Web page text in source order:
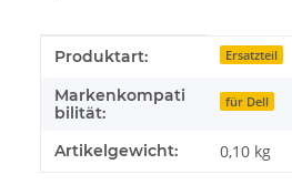
Produkteigenschaft
Wert
Produktart: Ersatzteil
Markenkompati
bilität:
für Dell
Artikelgewicht: 0,10 kg